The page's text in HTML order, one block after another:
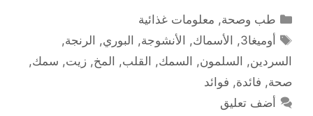
التصنيفات
طب وصحة, معلومات غذائية
الوسوم
أوميغا3 , الأسماك, الأنشوجة, البوري, الرنجة,
السردين, السلمون, السمك, القلب, المخ, زيت, سمك,
صحة, فائدة, فوائد
أضف تعليق